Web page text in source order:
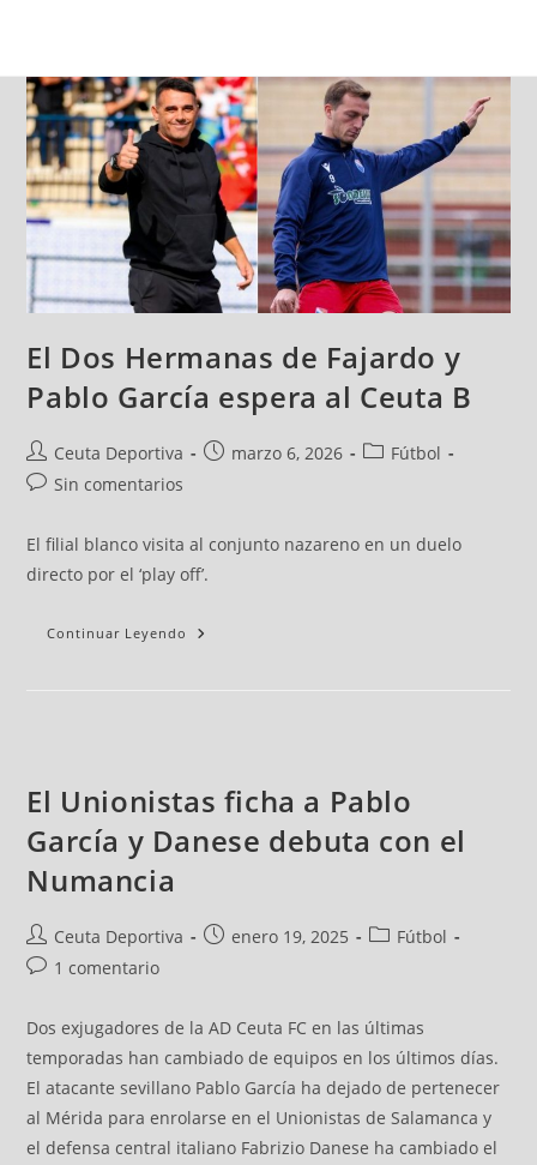
El Dos Hermanas de Fajardo y
Pablo García espera al Ceuta B
Ceuta Deportiva marzo 6, 2026
Fútbol
Sin comentarios
El filial blanco visita al conjunto nazareno en un duelo
directo por el ‘play off’.
Continuar Leyendo
El Unionistas ficha a Pablo
García y Danese debuta con el
Numancia
Ceuta Deportiva enero 19, 2025
Fútbol
1 comentario
Dos exjugadores de la AD Ceuta FC en las últimas
temporadas han cambiado de equipos en los últimos días.
El atacante sevillano Pablo García ha dejado de pertenecer
al Mérida para enrolarse en el Unionistas de Salamanca y
el defensa central italiano Fabrizio Danese ha cambiado el